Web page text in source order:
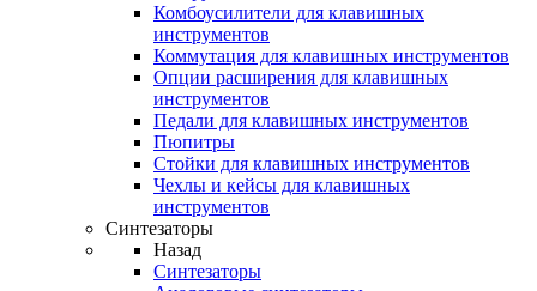
Комбоусилители для клавишных
инструментов
Коммутация для клавишных инструментов
Опции расширения для клавишных
инструментов
Педали для клавишных инструментов
Пюпитры
Стойки для клавишных инструментов
Чехлы и кейсы для клавишных
инструментов
Синтезаторы
Назад
Синтезаторы